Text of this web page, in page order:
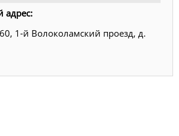
адрес:
1-й Волоколамский проезд, д.